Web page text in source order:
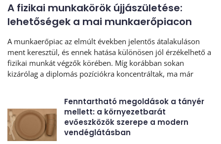
A fizikai munkakörök újjászületése:
lehetőségek a mai munkaerőpiacon
A munkaerőpiac az elmúlt években jelentős átalakuláson
ment keresztül, és ennek hatása különösen jól érzékelhető a
fizikai munkát végzők körében. Míg korábban sokan
kizárólag a diplomás pozíciókra koncentráltak, ma már
Fenntartható megoldások a tányér
mellett: a környezetbarát
evőeszközök szerepe a modern
vendéglátásban